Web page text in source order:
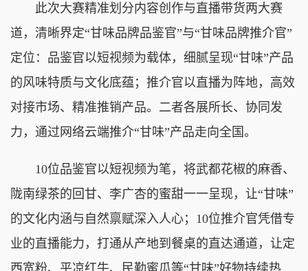
此次大赛精准划分内容创作与直播带货两大赛
道，清晰界定“甘味品牌品鉴官”与“甘味品牌推介官”
定位：品鉴官以短视频为载体，细腻呈现“甘味”产品
的风味特质与文化底蕴；推介官以直播为阵地，高效
对接市场、精准推销产品。二者各展所长、协同发
力，通过网络云端推介“甘味”产品走向全国。
10位品鉴官以短视频为笔，将武都花椒的麻香、
陇南绿茶的回甘、李广杏的蜜甜一一呈现，让“甘味”
的文化内涵与自然禀赋深入人心；10位推介官凭借专
业的直播能力，打通从产地到餐桌的直达通道，让定
西宽粉、平凉红牛、民勤蜜瓜等“甘味”好物持续热